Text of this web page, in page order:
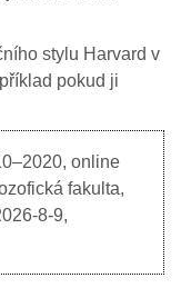
stylu Harvard v
pokud ji
online
fakulta,
8-9,